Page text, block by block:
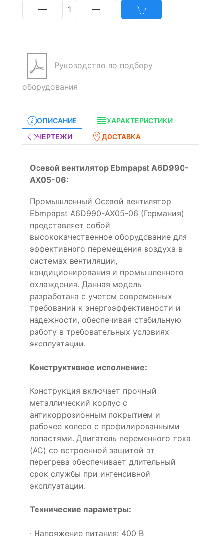
1
Руководство по подбору
оборудования
ОПИСАНИЕ
ХАРАКТЕРИСТИКИ
ЧЕРТЕЖИ
ДОСТАВКА
Осевой вентилятор Ebmpapst A6D990-
AX05-06:
Промышленный Осевой вентилятор
Ebmpapst A6D990-AX05-06 (Германия)
представляет собой
высококачественное оборудование для
эффективного перемещения воздуха в
системах вентиляции,
кондиционирования и промышленного
охлаждения. Данная модель
разработана с учетом современных
требований к энергоэффективности и
надежности, обеспечивая стабильную
работу в требовательных условиях
эксплуатации.
Конструктивное исполнение:
Конструкция включает прочный
металлический корпус с
антикоррозионным покрытием и
рабочее колесо с профилированными
лопастями. Двигатель переменного тока
(AC) со встроенной защитой от
перегрева обеспечивает длительный
срок службы при интенсивной
эксплуатации.
Технические параметры:
· Напряжение питания: 400 В